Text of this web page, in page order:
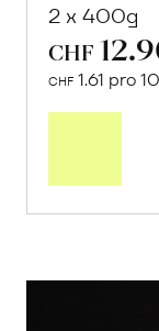
2 x 400g
CHF
CHF 1.61 pro